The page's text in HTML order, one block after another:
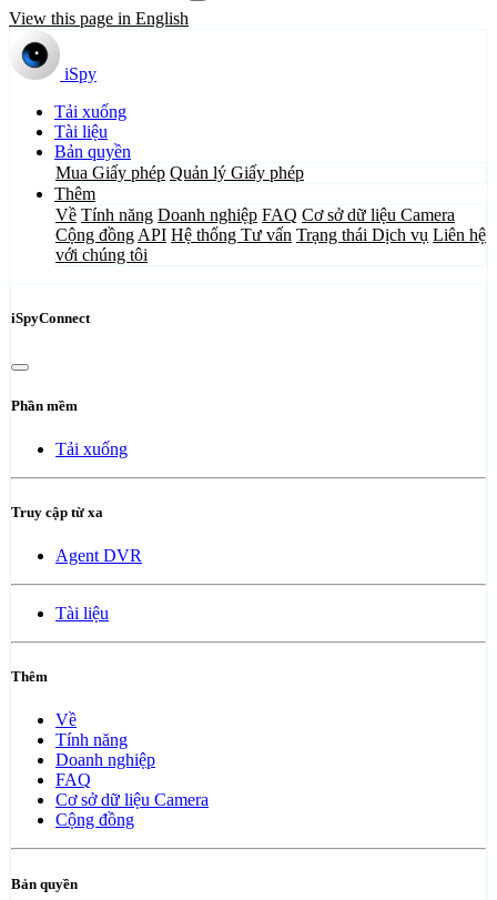
View this page in English
iSpy
Tải xuống
Tài liệu
Bản quyền
Mua Giấy phép Quản lý Giấy phép
Thêm
Về Tính năng Doanh nghiệp FAQ Cơ sở dữ liệu Camera
Cộng đồng API Hệ thống Tư vấn Trạng thái Dịch vụ Liên hệ
với chúng tôi
iSpyConnect
Phần mềm
Tải xuống
Truy cập từ xa
Agent DVR
Tài liệu
Thêm
Về
Tính năng
Doanh nghiệp
FAQ
Cơ sở dữ liệu Camera
Cộng đồng
Bản quyền